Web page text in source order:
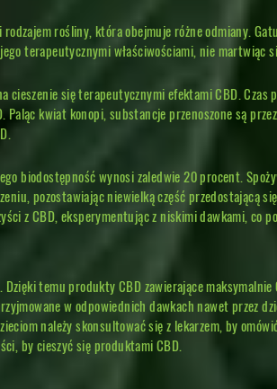
rośliny, która obejmuje różne odmiany.
terapeutycznymi właściwościami, nie martwiąc
się terapeutycznymi efektami CBD. Czas
kwiat konopi, substancje przenoszone są
biodostępność wynosi zaledwie 20 procent.
pozostawiając niewielką część przedostającą
z CBD, eksperymentując z niskimi dawkami, co
temu produkty CBD zawierające
w odpowiednich dawkach nawet przez
należy skonsultować się z lekarzem, by
by cieszyć się produktami CBD.